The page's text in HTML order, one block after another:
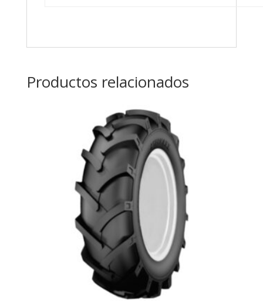
Productos relacionados